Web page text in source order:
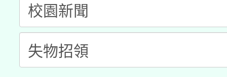
「數位內容與教學軟體
pilot」
有關大陸委員會函釋公
薪期間赴陸應申請許可
轉知經濟部水利署委託